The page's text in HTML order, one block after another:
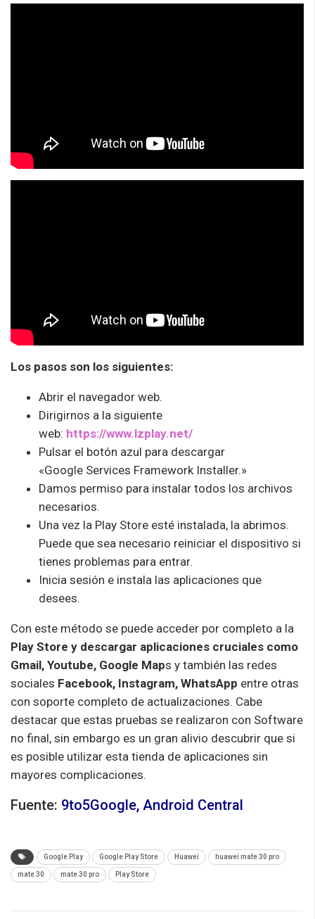
Los pasos son los siguientes:
Abrir el navegador web.
Dirigirnos a la siguiente
web: https://www.lzplay.net/
Pulsar el botón azul para descargar
«Google Services Framework Installer.»
Damos permiso para instalar todos los archivos
necesarios.
Una vez la Play Store esté instalada, la abrimos.
Puede que sea necesario reiniciar el dispositivo si
tienes problemas para entrar.
Inicia sesión e instala las aplicaciones que
desees.
Con este método se puede acceder por completo a la
Play Store y descargar aplicaciones cruciales como
Gmail, Youtube, Google Maps y también las redes
sociales Facebook, Instagram, WhatsApp entre otras
con soporte completo de actualizaciones. Cabe
destacar que estas pruebas se realizaron con Software
no final, sin embargo es un gran alivio descubrir que si
es posible utilizar esta tienda de aplicaciones sin
mayores complicaciones.
Fuente: 9to5Google, Android Central
Google Play Google Play Store Huawei huawei mate 30 pro
mate 30 mate 30 pro Play Store